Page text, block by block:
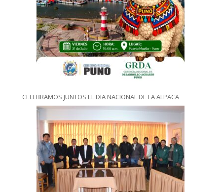
CELEBRAMOS JUNTOS EL DIA NACIONAL DE LA ALPACA